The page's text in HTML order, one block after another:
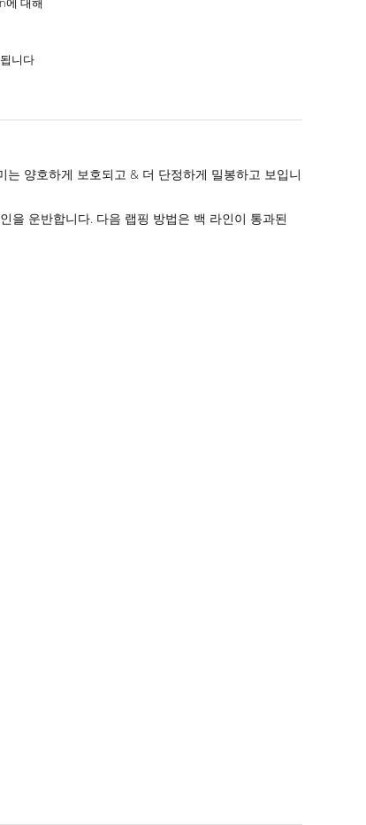
니다
양호하게 보호되고 & 더 단정하게 밀봉하고 보입니
을 운반합니다. 다음 랩핑 방법은 백 라인이 통과된